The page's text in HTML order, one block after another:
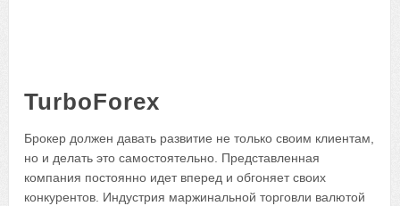
TurboForex
Брокер должен давать развитие не только своим клиентам,
но и делать это самостоятельно. Представленная
компания постоянно идет вперед и обгоняет своих
конкурентов. Индустрия маржинальной торговли валютой